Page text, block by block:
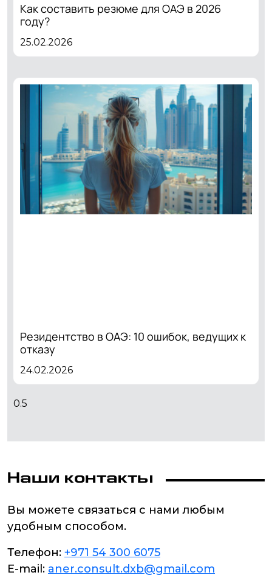
Как составить резюме для ОАЭ в 2026
году?
25.02.2026
Резидентство в ОАЭ: 10 ошибок, ведущих к
отказу
24.02.2026
Наши контакты
Вы можете связаться с нами любым
удобным способом.
Телефон: +971 54 300 6075
E-mail: aner.consult.dxb@gmail.com